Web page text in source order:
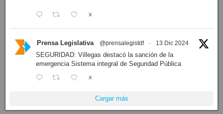
X
Prensa Legislativa @prensalegistdf · 13 Dic 2024
SEGURIDAD: Villegas destacó la sanción de la
emergencia Sistema integral de Seguridad Pública
X
Cargar más